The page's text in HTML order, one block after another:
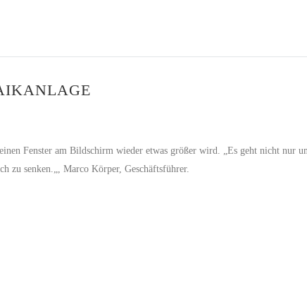
Fenster am Bildschirm wieder etwas größer wird. „Es geht nicht nur
zu senken.„, Marco Körper, Geschäftsführer.